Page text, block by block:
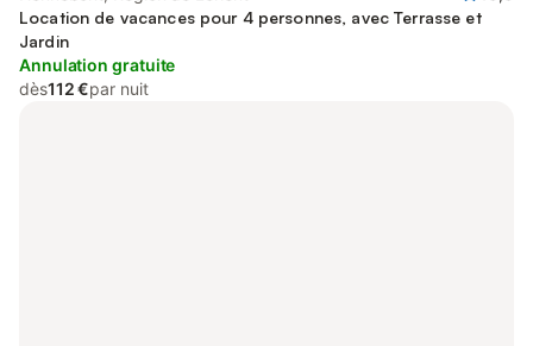
Location de vacances pour 4 personnes, avec Terrasse et
Jardin
Annulation gratuite
dès112 €par nuit